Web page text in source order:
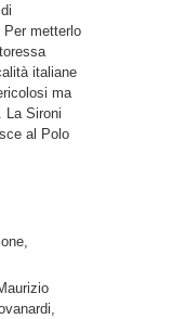
metterlo
italiane
ma
La Sironi
al Polo